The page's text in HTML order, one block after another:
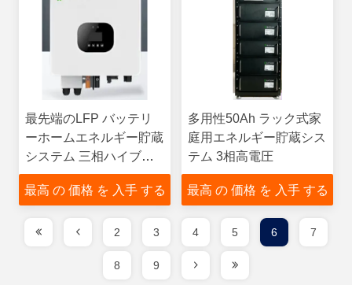
最先端のLFP バッテリ
ーホームエネルギー貯蔵
システム 三相ハイブリ
ッドインバーター
最高 の 価格 を 入手 する
多用性50Ah ラック式家
庭用エネルギー貯蔵シス
テム 3相高電圧
最高 の 価格 を 入手 する
2 3 4 5 6 7
8 9